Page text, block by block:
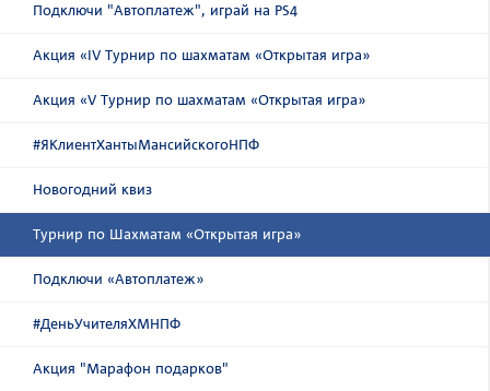
Подключи "Автоплатеж", играй на PS4
Акция «IV Турнир по шахматам «Открытая игра»
Акция «V Турнир по шахматам «Открытая игра»
#ЯКлиентХантыМансийскогоНПФ
Новогодний квиз
Турнир по Шахматам «Открытая игра»
Подключи «Автоплатеж»
#ДеньУчителяХМНПФ
Акция "Марафон подарков"